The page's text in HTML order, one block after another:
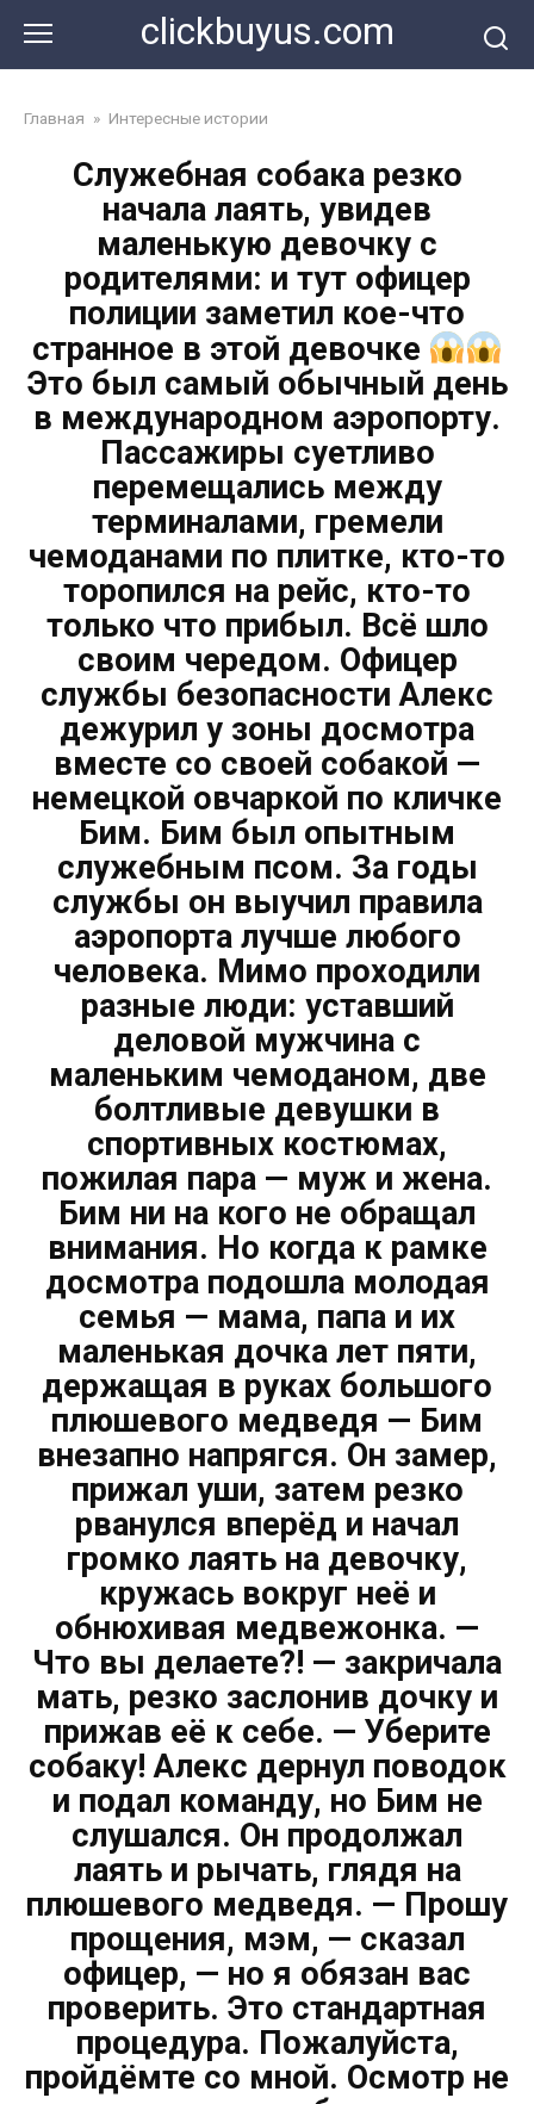
контенту
clickbuyus.com
Главная » Интересные истории
Служебная собака резко
начала лаять, увидев
маленькую девочку с
родителями: и тут офицер
полиции заметил кое-что
странное в этой девочке
Это был самый обычный день
в международном аэропорту.
Пассажиры суетливо
перемещались между
терминалами, гремели
чемоданами по плитке, кто-то
торопился на рейс, кто-то
только что прибыл. Всё шло
своим чередом. Офицер
службы безопасности Алекс
дежурил у зоны досмотра
вместе со своей собакой —
немецкой овчаркой по кличке
Бим. Бим был опытным
служебным псом. За годы
службы он выучил правила
аэропорта лучше любого
человека. Мимо проходили
разные люди: уставший
деловой мужчина с
маленьким чемоданом, две
болтливые девушки в
спортивных костюмах,
пожилая пара — муж и жена.
Бим ни на кого не обращал
внимания. Но когда к рамке
досмотра подошла молодая
семья — мама, папа и их
маленькая дочка лет пяти,
держащая в руках большого
плюшевого медведя — Бим
внезапно напрягся. Он замер,
прижал уши, затем резко
рванулся вперёд и начал
громко лаять на девочку,
кружась вокруг неё и
обнюхивая медвежонка. —
Что вы делаете?! — закричала
мать, резко заслонив дочку и
прижав её к себе. — Уберите
собаку! Алекс дернул поводок
и подал команду, но Бим не
слушался. Он продолжал
лаять и рычать, глядя на
плюшевого медведя. — Прошу
прощения, мэм, — сказал
офицер, — но я обязан вас
проверить. Это стандартная
процедура. Пожалуйста,
пройдёмте со мной. Осмотр не